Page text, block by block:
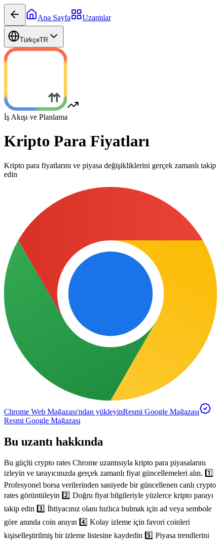
Ana Sayfa Uzantılar
TürkçeTR
İş Akışı ve Planlama
Kripto Para Fiyatları
Kripto para fiyatlarını ve piyasa değişikliklerini gerçek zamanlı takip
edin
Chrome Web Mağazası'ndan yükleyinResmi Google Mağazası
Resmi Google Mağazası
Bu uzantı hakkında
Bu güçlü crypto rates Chrome uzantısıyla kripto para piyasalarını
izleyin ve tarayıcınızda gerçek zamanlı fiyat güncellemeleri alın. 1️⃣
Profesyonel borsa verilerinden saniyede bir güncellenen canlı crypto
rates görüntüleyin 2️⃣ Doğru fiyat bilgileriyle yüzlerce kripto parayı
takip edin 3️⃣ İhtiyacınız olanı hızlıca bulmak için ad veya sembole
göre anında coin arayın 4️⃣ Kolay izleme için favori coinleri
kişiselleştirilmiş bir izleme listesine kaydedin 5️⃣ Piyasa trendlerini